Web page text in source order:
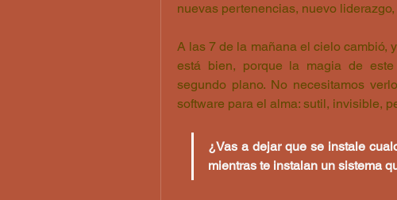
nuevas pertenencias, nuevo
A las 7 de la mañana el cielo cambió,
está bien, porque la magia de
segundo plano. No necesitamos
software para el alma: sutil, invisible,
¿Vas a dejar que se instale
mientras te instalan un sistema